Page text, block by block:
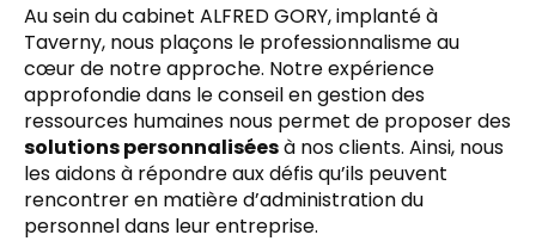
Au sein du cabinet ALFRED GORY, implanté à
Taverny, nous plaçons le professionnalisme au
cœur de notre approche. Notre expérience
approfondie dans le conseil en gestion des
ressources humaines nous permet de proposer des
solutions personnaliséesà nos clients. Ainsi, nous
les aidons à répondre aux défis qu’ils peuvent
rencontrer en matière d’administration du
personnel dans leur entreprise.